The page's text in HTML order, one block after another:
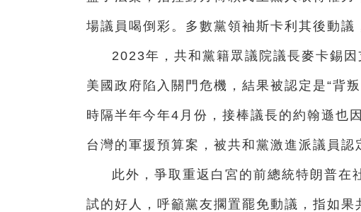
場議員喝倒彩。多數黨領袖斯卡利其後動議
2023年，共和黨籍眾議院議長麥卡錫
美國政府陷入關門危機，結果被認定是“背
時隔半年今年4月份，接棒議長的約翰遜也
台灣的軍援預算案，被共和黨激進派議員認
此外，爭取重返白宮的前總統特朗普在
試的好人，呼籲黨友擱置罷免動議，指如